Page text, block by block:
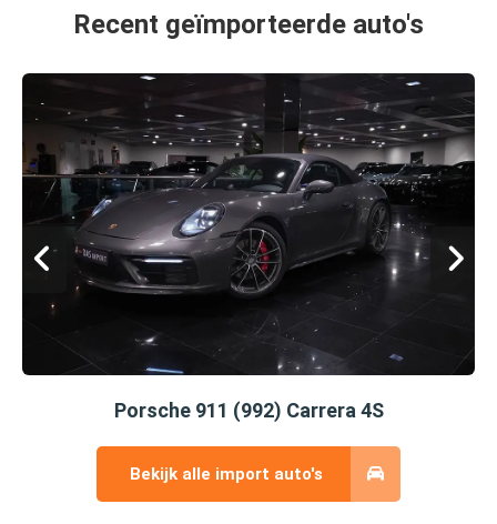
Recent geïmporteerde auto's
Porsche 911 (992) Carrera 4S
Bekijk alle import auto's